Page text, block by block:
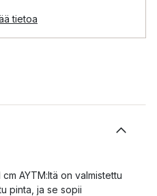
tietoa
AYTM:ltä on valmistettu
pinta, ja se sopii